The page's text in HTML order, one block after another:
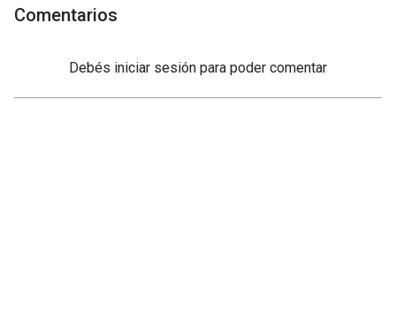
Comentarios
Debés iniciar sesión para poder comentar